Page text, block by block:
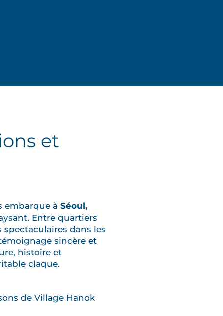
et
embarque à Séoul,
Entre quartiers
spectaculaires dans les
sincère et
histoire et
claque.